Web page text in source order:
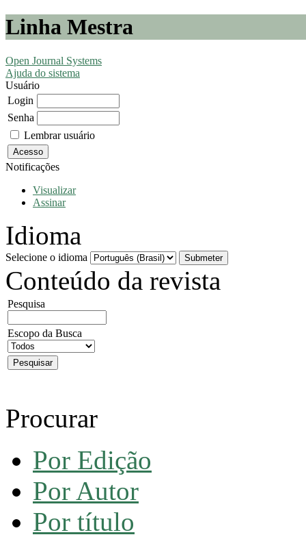
Linha Mestra
Open Journal Systems
Ajuda do sistema
Usuário
Login
Senha
Lembrar usuário
Notificações
Visualizar
Assinar
Idioma
Selecione o idioma
Conteúdo da revista
Pesquisa
Escopo da Busca
Procurar
Por Edição
Por Autor
Por título